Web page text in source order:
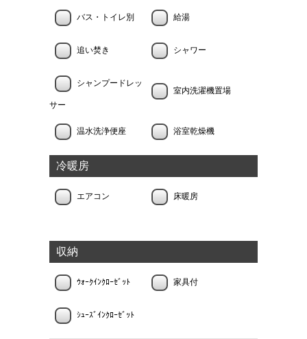
バス・トイレ別 給湯
追い焚き シャワー
シャンプードレッ
サー
室内洗濯機置場
温水洗浄便座 浴室乾燥機
冷暖房
エアコン 床暖房
収納
ｳｫｰｸｲﾝｸﾛｰｾﾞｯﾄ 家具付
ｼｭｰｽﾞｲﾝｸﾛｰｾﾞｯﾄ